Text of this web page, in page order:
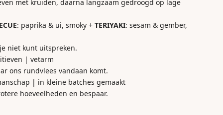
met kruiden, daarna langzaam gedroogd op lage
: paprika & ui, smoky +TERIYAKI: sesam & gember,
niet kunt uitspreken.
| vetarm
ons rundvlees vandaan komt.
| in kleine batches gemaakt
hoeveelheden en bespaar.